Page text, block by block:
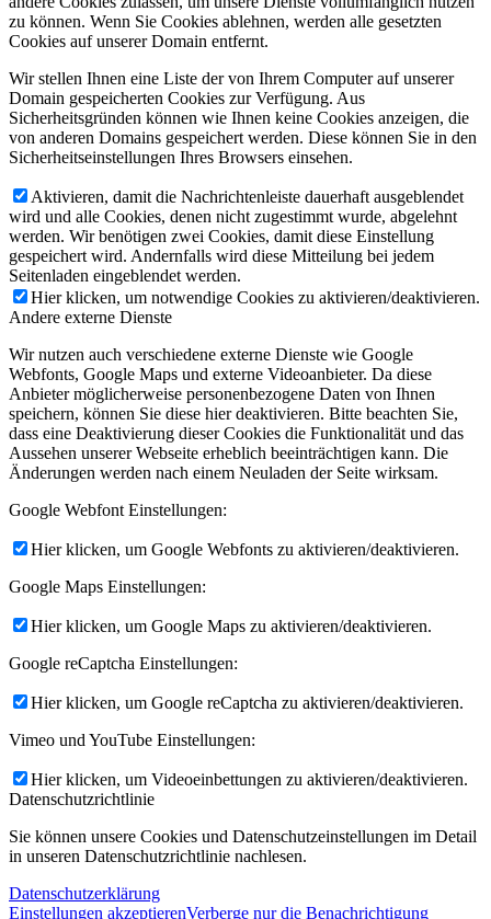
zu können. Wenn Sie Cookies ablehnen, werden alle gesetzten
Cookies auf unserer Domain entfernt.
Wir stellen Ihnen eine Liste der von Ihrem Computer auf unserer
Domain gespeicherten Cookies zur Verfügung. Aus
Sicherheitsgründen können wie Ihnen keine Cookies anzeigen, die
von anderen Domains gespeichert werden. Diese können Sie in den
Sicherheitseinstellungen Ihres Browsers einsehen.
Aktivieren, damit die Nachrichtenleiste dauerhaft ausgeblendet
wird und alle Cookies, denen nicht zugestimmt wurde, abgelehnt
werden. Wir benötigen zwei Cookies, damit diese Einstellung
gespeichert wird. Andernfalls wird diese Mitteilung bei jedem
Seitenladen eingeblendet werden.
Hier klicken, um notwendige Cookies zu aktivieren/deaktivieren.
Andere externe Dienste
Wir nutzen auch verschiedene externe Dienste wie Google
Webfonts, Google Maps und externe Videoanbieter. Da diese
Anbieter möglicherweise personenbezogene Daten von Ihnen
speichern, können Sie diese hier deaktivieren. Bitte beachten Sie,
dass eine Deaktivierung dieser Cookies die Funktionalität und das
Aussehen unserer Webseite erheblich beeinträchtigen kann. Die
Änderungen werden nach einem Neuladen der Seite wirksam.
Google Webfont Einstellungen:
Hier klicken, um Google Webfonts zu aktivieren/deaktivieren.
Google Maps Einstellungen:
Hier klicken, um Google Maps zu aktivieren/deaktivieren.
Google reCaptcha Einstellungen:
Hier klicken, um Google reCaptcha zu aktivieren/deaktivieren.
Vimeo und YouTube Einstellungen:
Hier klicken, um Videoeinbettungen zu aktivieren/deaktivieren.
Datenschutzrichtlinie
Sie können unsere Cookies und Datenschutzeinstellungen im Detail
in unseren Datenschutzrichtlinie nachlesen.
Datenschutzerklärung
Einstellungen akzeptierenVerberge nur die Benachrichtigung